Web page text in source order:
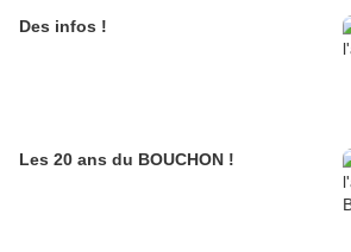
Des infos !
Les 20 ans du BOUCHON !